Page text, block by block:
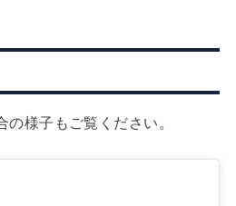
様子もご覧ください。